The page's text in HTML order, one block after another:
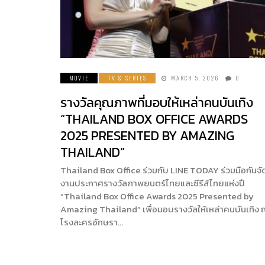
MOVIE TV & SERIES MARCH 5, 2026 0
รางวัลคุณภาพที่มอบให้เหล่าคนบันเทิง
“THAILAND BOX OFFICE AWARDS
2025 PRESENTED BY AMAZING
THAILAND”
Thailand Box Office ร่วมกับ LINE TODAY ร่วมมือกันจั
งานประกาศรางวัลภาพยนตร์ไทยและซีรีส์ไทยแห่งปี
“Thailand Box Office Awards 2025 Presented by
Amazing Thailand” เพื่อมอบรางวัลให้เหล่าคนบันเทิง
โรงละครอักษรา…